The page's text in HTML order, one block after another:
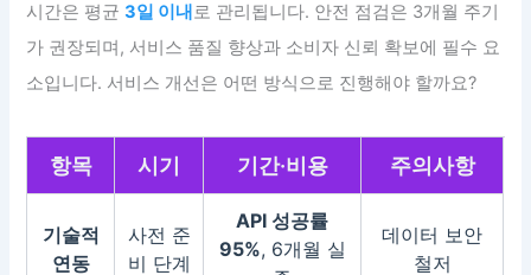
시간은 평균3일 이내로 관리됩니다. 안전 점검은 3개월 주기
가 권장되며, 서비스 품질 향상과 소비자 신뢰 확보에 필수 요
소입니다. 서비스 개선은 어떤 방식으로 진행해야 할까요?
항목 시기 기간·비용 주의사항
기술적
연동
사전 준
비 단계
API 성공률
95%, 6개월 실
데이터 보안
철저